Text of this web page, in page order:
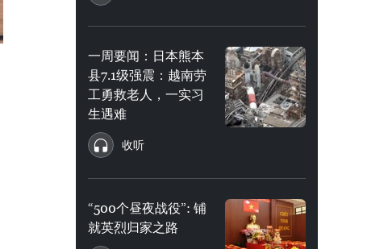
一周要闻：日本熊本
县7.1级强震：越南劳
工勇救老人，一实习
生遇难
收听
“500个昼夜战役”: 铺
就英烈归家之路